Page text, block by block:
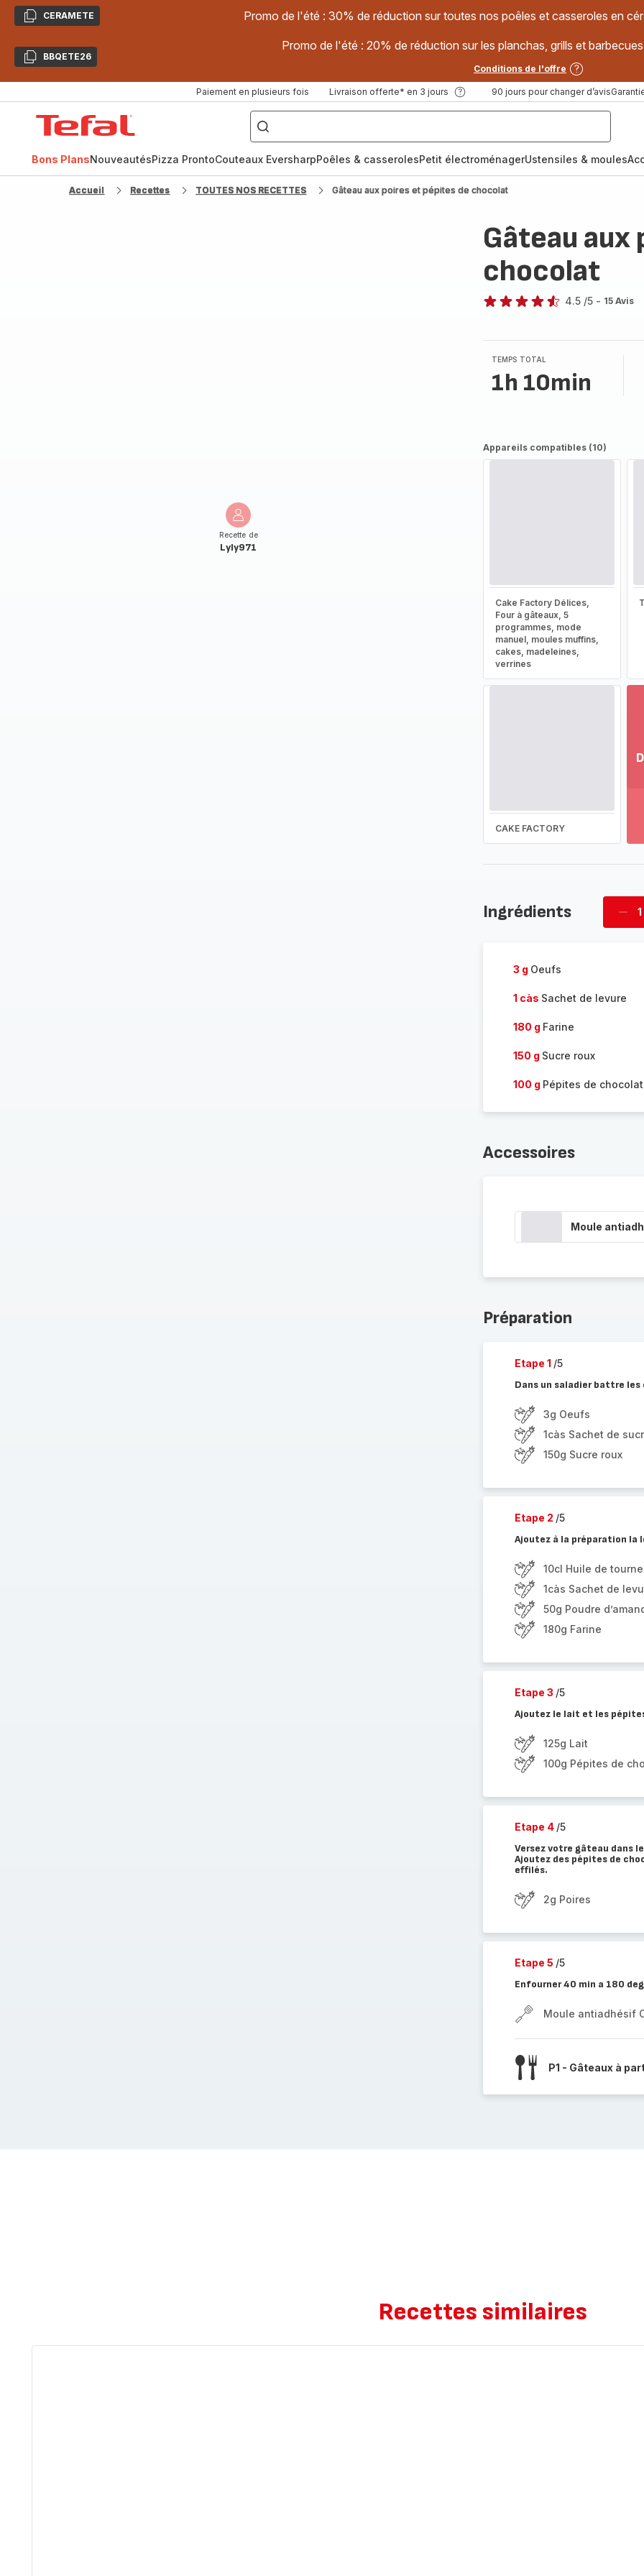
CopierCERAMETE Promo de l'été : 30% de réduction sur toutes nos poêles et casseroles en
CopierBBQETE26
Promo de l'été : 20% de réduction sur les planchas, grills et
Conditions de l'offre
Paiement en plusieurs fois Livraison offerte* en 3 jours 90 jours pour changer d’avis
["Poêles
inox,
Cake
Factory,
Bons PlansNouveautésPizza ProntoCouteaux EversharpPoêles & casserolesPetit électroménagerUstensiles & moules
Accueil Recettes TOUTES NOS RECETTES Gâteau aux poires et pépites de chocolat
Recette de
Lyly971
Gâteau
chocolat
4.5 /5 - 15 Avis
TEMPS TOTAL
1h 10min
Appareils compatibles (10)
Cake Factory Délices,
Four à gâteaux, 5
programmes, mode
manuel, moules muffins,
cakes, madeleines,
verrines
CAKE FACTORY
la
Ingrédients
3 g Oeufs
1 càs Sachet de levure
180 g Farine
150 g Sucre roux
100 g Pépites de chocolat
Accessoires
Moule
Préparation
Etape 1 /5
Dans un saladier battre
3g Oeufs
1càs Sachet de
150g Sucre roux
Etape 2 /5
Ajoutez à la préparation la
10cl Huile de
1càs Sachet de
50g Poudre
180g Farine
Etape 3 /5
Ajoutez le lait et les
125g Lait
100g Pépites de
Etape 4 /5
Versez votre gâteau dans
Ajoutez des pépites de
effilés.
2g Poires
Etape 5 /5
Enfourner 40 min a 180
Moule antiadhésif
P1 - Gâteaux à
Recettes similaires